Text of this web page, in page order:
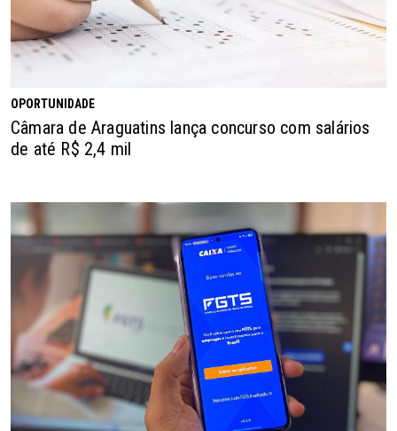
OPORTUNIDADE
Câmara de Araguatins lança concurso com salários
de até R$ 2,4 mil